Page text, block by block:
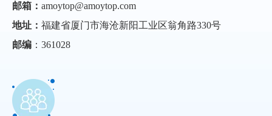
邮箱： amoytop@amoytop.com
地址： 福建省厦门市海沧新阳工业区翁角路330号
邮编 ：361028